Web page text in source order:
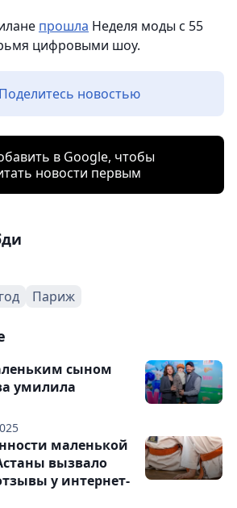
прошла Неделя моды с 55
цифровыми шоу.
Поделитесь новостью
в Google, чтобы
новости первым
Париж
сыном
умилила
маленькой
вызвало
у интернет-